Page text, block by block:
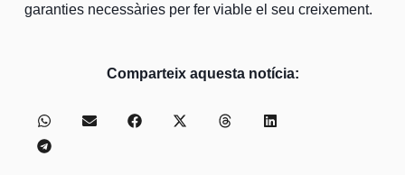
garanties necessàries per fer viable el seu creixement.
Comparteix aquesta notícia: